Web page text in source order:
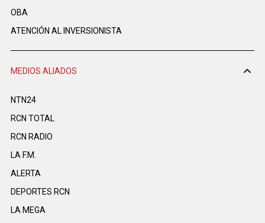
OBA
ATENCIÓN AL INVERSIONISTA
MEDIOS ALIADOS
NTN24
RCN TOTAL
RCN RADIO
LA F.M.
ALERTA
DEPORTES RCN
LA MEGA